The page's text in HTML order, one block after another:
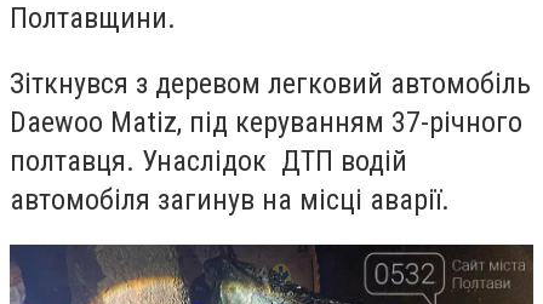
Полтавщини.
Зіткнувся з деревом легковий автомобіль
Daewoo Matiz, під керуванням 37-річного
полтавця. Унаслідок ДТП водій
автомобіля загинув на місці аварії.